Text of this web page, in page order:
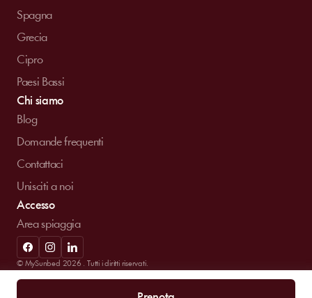
Spagna
Grecia
Cipro
Paesi Bassi
Chi siamo
Blog
Domande frequenti
Contattaci
Unisciti a noi
Accesso
Area spiaggia
© MySunbed 2026 . Tutti i diritti riservati.
Termini di utilizzoInformativa sulla privacyNote legali